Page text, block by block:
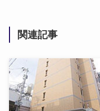
関連記事